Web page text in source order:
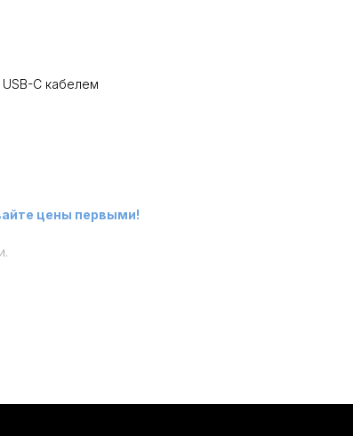
C кабелем
цены первыми!